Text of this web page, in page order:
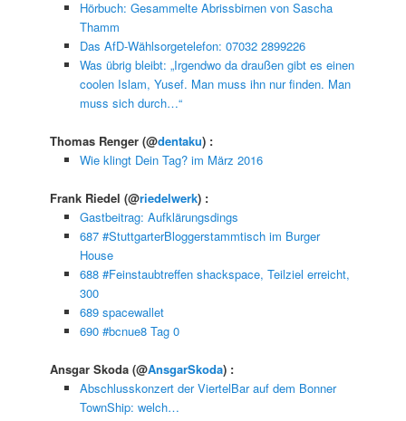
Hörbuch: Gesammelte Abrissbirnen von Sascha
Thamm
Das AfD-Wählsorgetelefon: 07032 2899226
Was übrig bleibt: „Irgendwo da draußen gibt es einen
coolen Islam, Yusef. Man muss ihn nur finden. Man
muss sich durch…“
Thomas Renger(@dentaku) :
Wie klingt Dein Tag? im März 2016
Frank Riedel(@riedelwerk) :
Gastbeitrag: Aufklärungsdings
687 #StuttgarterBloggerstammtisch im Burger
House
688 #Feinstaubtreffen shackspace, Teilziel erreicht,
300
689 spacewallet
690 #bcnue8 Tag 0
Ansgar Skoda(@AnsgarSkoda) :
Abschlusskonzert der ViertelBar auf dem Bonner
TownShip: welch…